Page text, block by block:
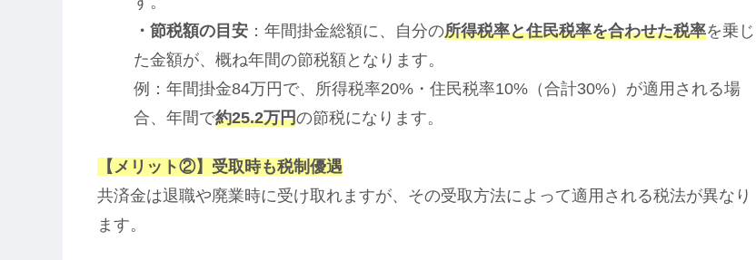
・節税額の目安 ：年間掛金総額に、自分の所得税率と住民税率を合わせた税率を乗じ
た金額が、概ね年間の節税額となります。
例：年間掛金84万円で、所得税率20%・住民税率10%（合計30%）が適用される場
合、年間で約25.2万円の節税になります。
【メリット②】受取時も税制優遇
共済金は退職や廃業時に受け取れますが、その受取方法によって適用される税法が異なり
ます。